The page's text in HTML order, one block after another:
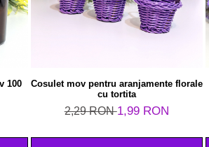
100
Cosulet mov pentru aranjamente florale
cu tortita
2,29 RON1,99 RON